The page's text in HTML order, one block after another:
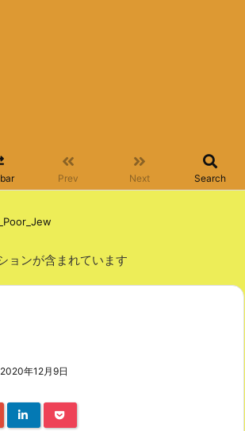
Prev Next Search
ョンが含まれています
2020年12月9日